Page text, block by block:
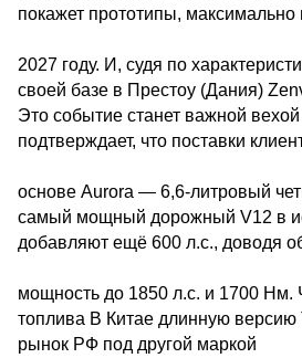
покажет прототипы,
2027 году. И, судя по
своей базе в Престоу (Дания)
Это событие станет важной
подтверждает, что поставки
основе Aurora — 6,6-литровый
самый мощный дорожный V12 в
добавляют ещё 600 л.с., доводя
мощность до 1850 л.с. и 1700 Нм.
топлива В Китае длинную версию
рынок РФ под другой маркой